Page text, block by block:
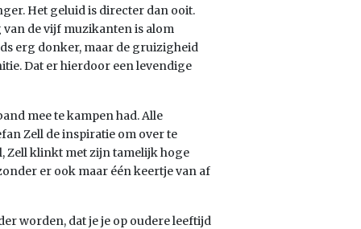
Het geluid is directer dan ooit.
de vijf muzikanten is alom
erg donker, maar de gruizigheid
Dat er hierdoor een levendige
mee te kampen had. Alle
Zell de inspiratie om over te
Zell klinkt met zijn tamelijk hoge
er ook maar één keertje van af
worden, dat je je op oudere leeftijd